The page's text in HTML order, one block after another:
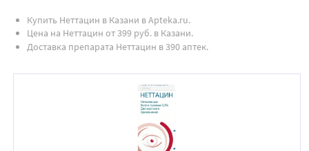
Купить Неттацин в Казани в Apteka.ru.
Цена на Неттацин от 399 руб. в Казани.
Доставка препарата Неттацин в 390 аптек.